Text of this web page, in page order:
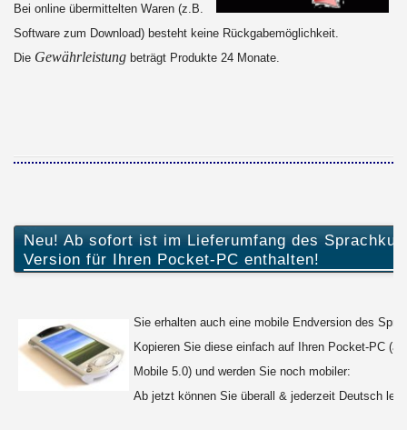
Bei online übermittelten Waren (z.B.
Software zum Download) besteht keine Rückgabemöglichkeit.
Die Gewährleistungbeträgt Produkte 24 Monate.
Neu! Ab sofort ist im Lieferumfang des
Version für Ihren Pocket-PC enthalten!
Sie erhalten auch eine mobile Endversion des
Kopieren Sie diese einfach auf Ihren Pocket-PC
Mobile 5.0) und werden Sie noch mobiler:
Ab jetzt können Sie überall & jederzeit Deutsch